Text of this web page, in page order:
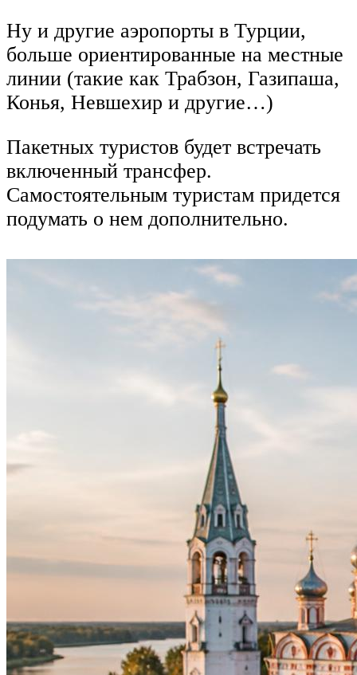
Ну и другие аэропорты в Турции,
больше ориентированные на местные
линии (такие как Трабзон, Газипаша,
Конья, Невшехир и другие…)
Пакетных туристов будет встречать
включенный трансфер.
Самостоятельным туристам придется
подумать о нем дополнительно.